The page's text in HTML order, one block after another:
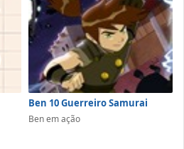
Ben 10 Guerreiro Samurai
Ben em ação